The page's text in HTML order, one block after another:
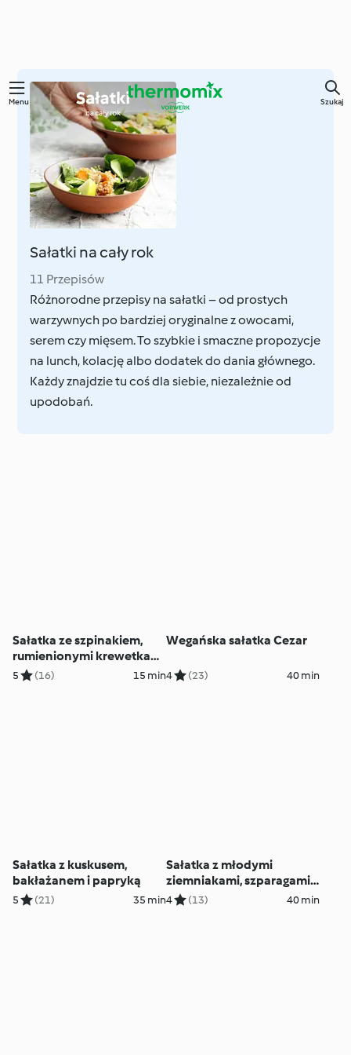
Przejdź
głównej
Menu Szukaj
Sałatki na cały rok
11 Przepisów
Różnorodne przepisy na sałatki – od prostych
warzywnych po bardziej oryginalne z owocami,
serem czy mięsem. To szybkie i smaczne propozycje
na lunch, kolację albo dodatek do dania głównego.
Każdy znajdzie tu coś dla siebie, niezależnie od
upodobań.
Sałatka ze szpinakiem,
rumienionymi krewetkami
i owocami
5 (16) 15 min
Wegańska sałatka Cezar
4 (23) 40 min
Sałatka z kuskusem,
bakłażanem i papryką
5 (21) 35 min
Sałatka z młodymi
ziemniakami, szparagami i
sosem koperkowym (z
4 (13) 40 min